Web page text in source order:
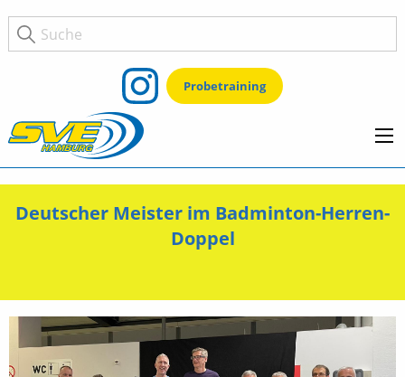
Probetraining
Deutscher Meister im Badminton-Herren-
Doppel